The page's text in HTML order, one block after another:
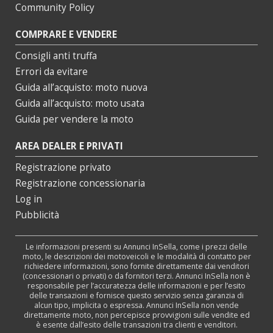
Community Policy
COMPRARE E VENDERE
Consigli anti truffa
Errori da evitare
Guida all’acquisto: moto nuova
Guida all’acquisto: moto usata
Guida per vendere la moto
AREA DEALER E PRIVATI
Registrazione privato
Registrazione concessionaria
Log in
Pubblicità
Le informazioni presenti su Annunci InSella, come i prezzi delle
moto, le descrizioni dei motoveicoli e le modalità di contatto per
richiedere informazioni, sono fornite direttamente dai venditori
(concessionari o privati) o da fornitori terzi. Annunci InSella non è
responsabile per l’accuratezza delle informazioni e per l’esito
delle transazioni e fornisce questo servizio senza garanzia di
alcun tipo, implicita o espressa. Annunci InSella non vende
direttamente moto, non percepisce provvigioni sulle vendite ed
è esente dall’esito delle transazioni tra clienti e venditori.